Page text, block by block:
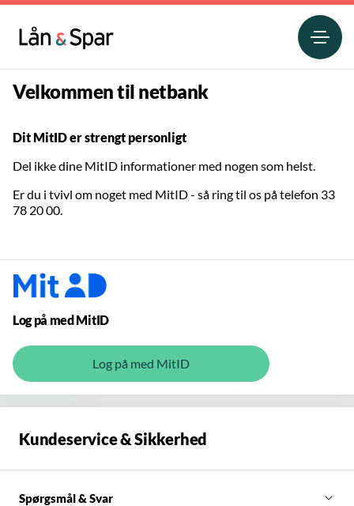
Velkommen til netbank
Dit MitID er strengt personligt
Del ikke dine MitID informationer med nogen som helst.
Er du i tvivl om noget med MitID - så ring til os på telefon 33
78 20 00.
Log på med MitID
Log på med MitID
Kundeservice & Sikkerhed
Spørgsmål & Svar